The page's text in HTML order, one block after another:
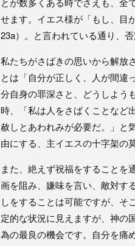
せます。イエス様が「もし、目
23a）。と言われている通り、
私たちがさばきの思いから解放
とは「自分が正しく、人が間違
分自身の罪深さと、どうしよう
時、「私は人をさばくことなど
赦しとあわれみが必要だ。」と
由にする、主イエスの十字架の
また、絶えず祝福をすることを
画を阻み、嫌味を言い、敵対す
しをすることは可能ですが、そ
定的な状況に見えますが、神の
為の最良の機会です。自分を痛